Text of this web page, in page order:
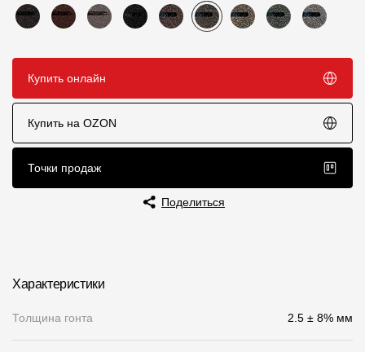
Пластиковые водосточные системы
Металлические водосточные системы
Документация
Сертификаты
Купить онлайн
Купить на OZON
Точки продаж
Поделиться
Характеристики
Толщина гонта 2.5 ± 8% мм